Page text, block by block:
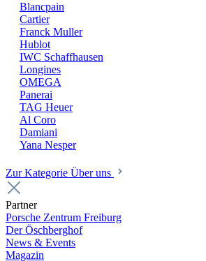
Blancpain
Cartier
Franck Muller
Hublot
IWC Schaffhausen
Longines
OMEGA
Panerai
TAG Heuer
Al Coro
Damiani
Yana Nesper
Zur Kategorie Über uns
Partner
Porsche Zentrum Freiburg
Der Öschberghof
News & Events
Magazin